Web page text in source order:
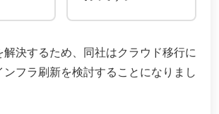
解決するため、同社はクラウド移行に
ンフラ刷新を検討することになりまし